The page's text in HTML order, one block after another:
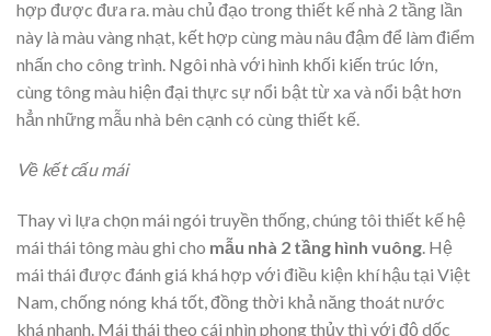
hợp được đưa ra. màu chủ đạo trong thiết kế nhà 2 tầng lần
này là màu vàng nhạt, kết hợp cùng màu nâu đậm để làm điểm
nhấn cho công trình. Ngôi nhà với hình khối kiến trúc lớn,
cùng tông màu hiện đại thực sự nổi bật từ xa và nổi bật hơn
hẳn những mẫu nhà bên cạnh có cùng thiết kế.
Về kết cấu mái
Thay vì lựa chọn mái ngói truyền thống, chúng tôi thiết kế hệ
mái thái tông màu ghi cho mẫu nhà 2 tầng hình vuông . Hệ
mái thái được đánh giá khá hợp với điều kiện khí hậu tại Việt
Nam, chống nóng khá tốt, đồng thời khả năng thoát nước
khá nhanh. Mái thái theo cái nhìn phong thủy thì với độ dốc